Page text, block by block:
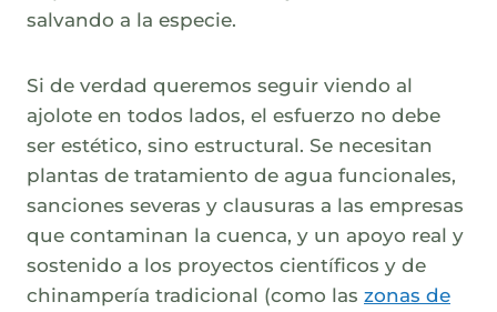
salvando a la especie.
Si de verdad queremos seguir viendo al
ajolote en todos lados, el esfuerzo no debe
ser estético, sino estructural. Se necesitan
plantas de tratamiento de agua funcionales,
sanciones severas y clausuras a las empresas
que contaminan la cuenca, y un apoyo real y
sostenido a los proyectos científicos y de
chinampería tradicional (como las zonas de